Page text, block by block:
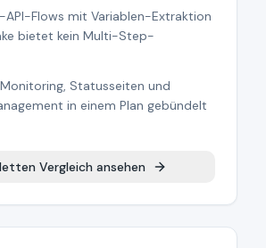
Flows mit Variablen-Extraktion
bietet kein Multi-Step-
Statusseiten und
in einem Plan gebündelt
Vergleich ansehen